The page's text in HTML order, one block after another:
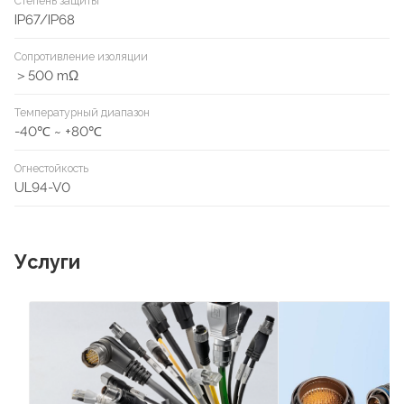
IP67/IP68
Сопротивление изоляции
＞500 mΩ
Температурный диапазон
-40℃ ~ +80℃
Огнестойкость
UL94-V0
Услуги